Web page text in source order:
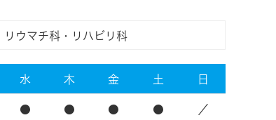
リウマチ科・リハビリ科
水 木 金 土 日
● ● ● ● ／